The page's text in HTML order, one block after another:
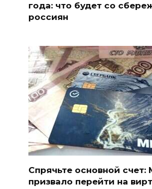
года: что будет со
россиян
Спрячьте основной счет:
призвало перейти на